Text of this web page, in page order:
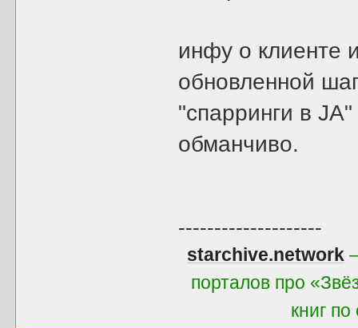
инфу о клиенте
обновленной
"спарринги в
обманчиво.
--------------------
starchive.network
порталов про
книг